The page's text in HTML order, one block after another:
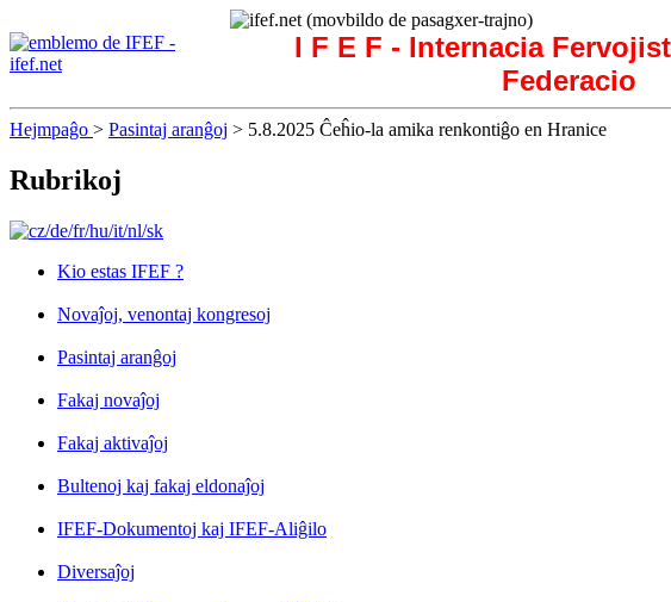
I F E F - Internacia
Federacio
Hejmpaĝo > Pasintaj aranĝoj > 5.8.2025 Ĉeĥio-la amika renkontiĝo en Hranice
Rubrikoj
Kio estas IFEF ?
Novaĵoj, venontaj kongresoj
Pasintaj aranĝoj
Fakaj novaĵoj
Fakaj aktivaĵoj
Bultenoj kaj fakaj eldonaĵoj
IFEF-Dokumentoj kaj IFEF-Aliĝilo
Diversaĵoj